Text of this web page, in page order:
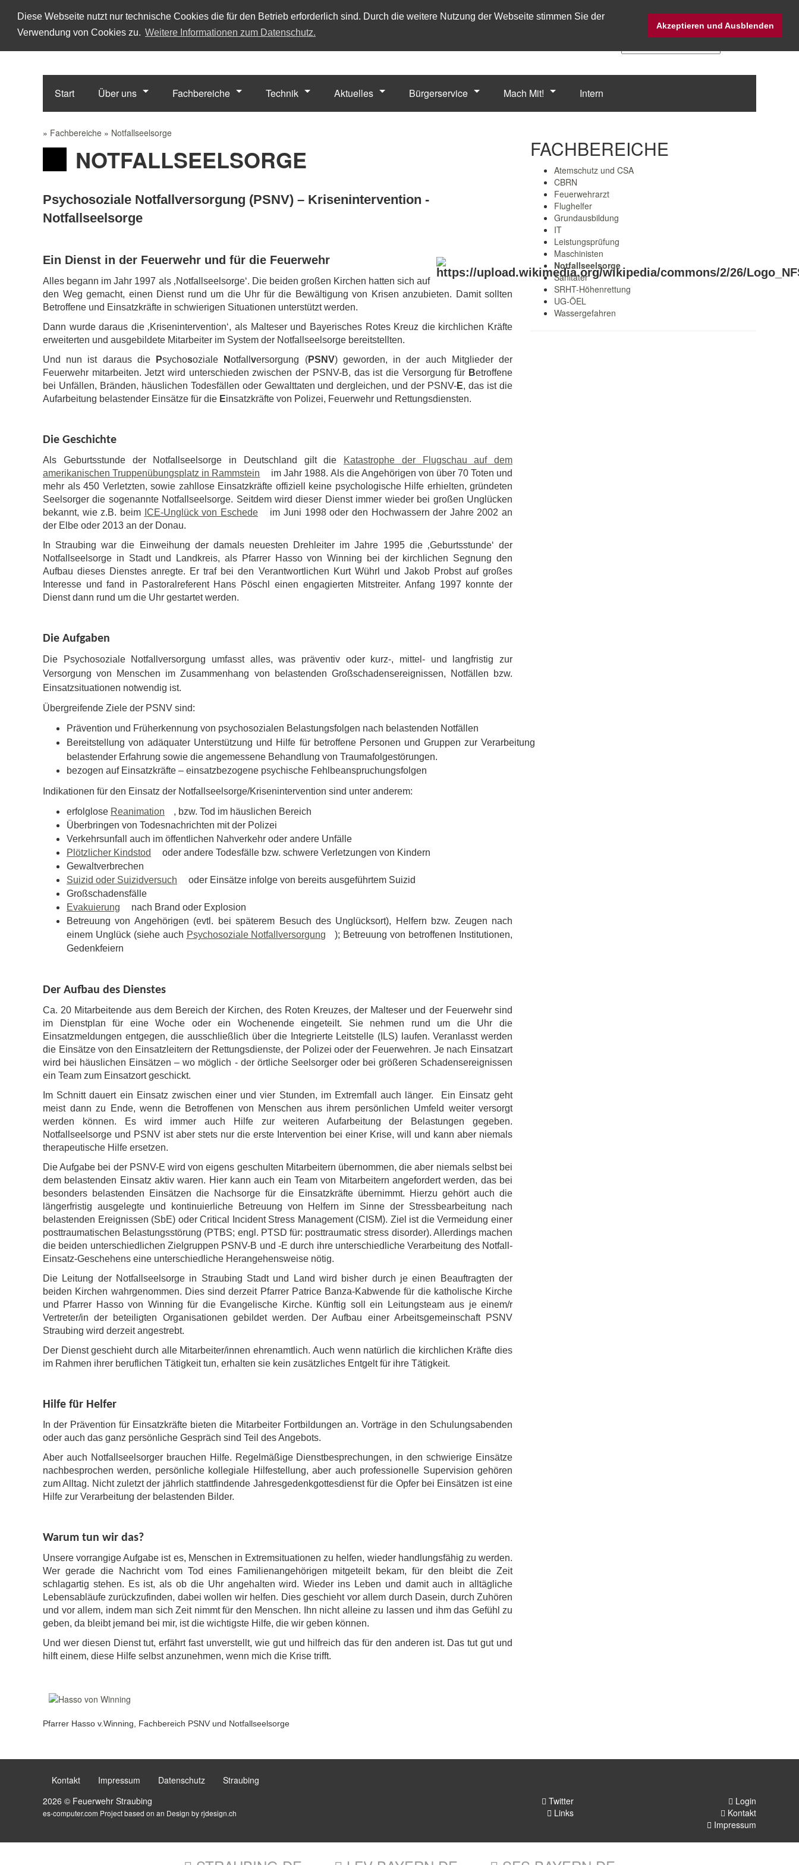
Diese Webseite nutzt nur technische Cookies die für den Betrieb erforderlich sind. Durch die weitere Nutzung der Webseite stimmen Sie der
Verwendung von Cookies zu. Weitere Informationen zum Datenschutz.
Akzeptieren und Ausblenden
Twitter @Fw_Straubing
Start Über uns Fachbereiche Technik Aktuelles Bürgerservice Mach Mit! Intern
» Fachbereiche » Notfallseelsorge
NOTFALLSEELSORGE
Psychosoziale Notfallversorgung (PSNV) – Krisenintervention -
Notfallseelsorge
Ein Dienst in der Feuerwehr und für die Feuerwehr
Alles begann im Jahr 1997 als ‚Notfallseelsorge‘. Die beiden großen Kirchen hatten sich auf
den Weg gemacht, einen Dienst rund um die Uhr für die Bewältigung von Krisen anzubieten. Damit sollten
Betroffene und Einsatzkräfte in schwierigen Situationen unterstützt werden.
Dann wurde daraus die ‚Krisenintervention‘, als Malteser und Bayerisches Rotes Kreuz die kirchlichen Kräfte
erweiterten und ausgebildete Mitarbeiter im System der Notfallseelsorge bereitstellten.
Und nun ist daraus die
Psychosoziale Notfallversorgung (PSNV) geworden, in der auch Mitglieder der
Feuerwehr mitarbeiten. Jetzt wird unterschieden zwischen der PSNV-B, das ist die Versorgung für Betroffene
bei Unfällen, Bränden, häuslichen Todesfällen oder Gewalttaten und dergleichen, und der PSNV-E, das ist die
Aufarbeitung belastender Einsätze für die Einsatzkräfte von Polizei, Feuerwehr und Rettungsdiensten.
Die Geschichte
Als Geburtsstunde der Notfallseelsorge in Deutschland gilt die
Katastrophe der Flugschau auf dem
amerikanischen Truppenübungsplatz in Rammstein
im Jahr 1988. Als die Angehörigen von über 70 Toten und
mehr als 450 Verletzten, sowie zahllose Einsatzkräfte offiziell keine psychologische Hilfe erhielten, gründeten
Seelsorger die sogenannte Notfallseelsorge. Seitdem wird dieser Dienst immer wieder bei großen Unglücken
bekannt, wie z.B. beim CE-Unglück von Eschede
im Juni 1998 oder den Hochwassern der Jahre 2002 an
der Elbe oder 2013 an der Donau.
In Straubing war die Einweihung der damals neuesten Drehleiter im Jahre 1995 die ‚Geburtsstunde‘ der
Notfallseelsorge in Stadt und Landkreis, als Pfarrer Hasso von Winning bei der kirchlichen Segnung den
Aufbau dieses Dienstes anregte. Er traf bei den Verantwortlichen Kurt Wührl und Jakob Probst auf großes
Interesse und fand in Pastoralreferent Hans Pöschl einen engagierten Mitstreiter. Anfang 1997 konnte der
Dienst dann rund um die Uhr gestartet werden.
Die Aufgaben
Die Psychosoziale Notfallversorgung umfasst alles, was präventiv oder kurz-, mittel- und langfristig zur
Versorgung von Menschen im Zusammenhang von belastenden Großschadensereignissen, Notfällen bzw.
Einsatzsituationen notwendig ist.
Übergreifende Ziele der PSNV sind:
Prävention und Früherkennung von psychosozialen Belastungsfolgen nach belastenden Notfällen
Bereitstellung von adäquater Unterstützung und Hilfe für betroffene Personen und Gruppen zur Verarbeitung
belastender Erfahrung sowie die angemessene Behandlung von Traumafolgestörungen.
bezogen auf Einsatzkräfte – einsatzbezogene psychische Fehlbeanspruchungsfolgen
Indikationen für den Einsatz der Notfallseelsorge/Krisenintervention sind unter anderem:
erfolglose Reanimation
, bzw. Tod im häuslichen Bereich
Überbringen von Todesnachrichten mit der Polizei
Verkehrsunfall auch im öffentlichen Nahverkehr oder andere Unfälle
Plötzlicher Kindstod
oder andere Todesfälle bzw. schwere Verletzungen von Kindern
Gewaltverbrechen
Suizid oder Suizidversuch
oder Einsätze infolge von bereits ausgeführtem Suizid
Großschadensfälle
Evakuierung
nach Brand oder Explosion
Betreuung von Angehörigen (evtl. bei späterem Besuch des Unglücksort), Helfern bzw. Zeugen nach
einem Unglück (siehe auch Psychosoziale Notfallversorgung
); Betreuung von betroffenen Institutionen,
Gedenkfeiern
Der Aufbau des Dienstes
Ca. 20 Mitarbeitende aus dem Bereich der Kirchen, des Roten Kreuzes, der Malteser und der Feuerwehr sind
im Dienstplan für eine Woche oder ein Wochenende eingeteilt. Sie nehmen rund um die Uhr die
Einsatzmeldungen entgegen, die ausschließlich über die Integrierte Leitstelle (ILS) laufen. Veranlasst werden
die Einsätze von den Einsatzleitern der Rettungsdienste, der Polizei oder der Feuerwehren. Je nach Einsatzart
wird bei häuslichen Einsätzen – wo möglich - der örtliche Seelsorger oder bei größeren Schadensereignissen
ein Team zum Einsatzort geschickt.
Im Schnitt dauert ein Einsatz zwischen einer und vier Stunden, im Extremfall auch länger. Ein Einsatz geht
meist dann zu Ende, wenn die Betroffenen von Menschen aus ihrem persönlichen Umfeld weiter versorgt
werden können. Es wird immer auch Hilfe zur weiteren Aufarbeitung der Belastungen gegeben.
Notfallseelsorge und PSNV ist aber stets nur die erste Intervention bei einer Krise, will und kann aber niemals
therapeutische Hilfe ersetzen.
Die Aufgabe bei der PSNV-E wird von eigens geschulten Mitarbeitern übernommen, die aber niemals selbst bei
dem belastenden Einsatz aktiv waren. Hier kann auch ein Team von Mitarbeitern angefordert werden, das bei
besonders belastenden Einsätzen die Nachsorge für die Einsatzkräfte übernimmt. Hierzu gehört auch die
längerfristig ausgelegte und kontinuierliche Betreuung von Helfern im Sinne der Stressbearbeitung nach
belastenden Ereignissen (SbE) oder Critical Incident Stress Management (CISM). Ziel ist die Vermeidung einer
posttraumatischen Belastungsstörung (PTBS; engl. PTSD für: posttraumatic stress disorder). Allerdings machen
die beiden unterschiedlichen Zielgruppen PSNV-B und -E durch ihre unterschiedliche Verarbeitung des Notfall-
Einsatz-Geschehens eine unterschiedliche Herangehensweise nötig.
Die Leitung der Notfallseelsorge in Straubing Stadt und Land wird bisher durch je einen Beauftragten der
beiden Kirchen wahrgenommen. Dies sind derzeit Pfarrer Patrice Banza-Kabwende für die katholische Kirche
und Pfarrer Hasso von Winning für die Evangelische Kirche. Künftig soll ein Leitungsteam aus je einem/r
Vertreter/in der beteiligten Organisationen gebildet werden. Der Aufbau einer Arbeitsgemeinschaft PSNV
Straubing wird derzeit angestrebt.
Der Dienst geschieht durch alle Mitarbeiter/innen ehrenamtlich. Auch wenn natürlich die kirchlichen Kräfte dies
im Rahmen ihrer beruflichen Tätigkeit tun, erhalten sie kein zusätzliches Entgelt für ihre Tätigkeit.
Hilfe für Helfer
In der Prävention für Einsatzkräfte bieten die Mitarbeiter Fortbildungen an. Vorträge in den Schulungsabenden
oder auch das ganz persönliche Gespräch sind Teil des Angebots.
Aber auch Notfallseelsorger brauchen Hilfe. Regelmäßige Dienstbesprechungen, in den schwierige Einsätze
nachbesprochen werden, persönliche kollegiale Hilfestellung, aber auch professionelle Supervision gehören
zum Alltag. Nicht zuletzt der jährlich stattfindende Jahresgedenkgottesdienst für die Opfer bei Einsätzen ist eine
Hilfe zur Verarbeitung der belastenden Bilder.
Warum tun wir das?
Unsere vorrangige Aufgabe ist es, Menschen in Extremsituationen zu helfen, wieder handlungsfähig zu werden.
Wer gerade die Nachricht vom Tod eines Familienangehörigen mitgeteilt bekam, für den bleibt die Zeit
schlagartig stehen. Es ist, als ob die Uhr angehalten wird. Wieder ins Leben und damit auch in alltägliche
Lebensabläufe zurückzufinden, dabei wollen wir helfen. Dies geschieht vor allem durch Dasein, durch Zuhören
und vor allem, indem man sich Zeit nimmt für den Menschen. Ihn nicht alleine zu lassen und ihm das Gefühl zu
geben, da bleibt jemand bei mir, ist die wichtigste Hilfe, die wir geben können.
Und wer diesen Dienst tut, erfährt fast unverstellt, wie gut und hilfreich das für den anderen ist. Das tut gut und
hilft einem, diese Hilfe selbst anzunehmen, wenn mich die Krise trifft.
Pfarrer Hasso v.Winning, Fachbereich PSNV und Notfallseelsorge
FACHBEREICHE
Atemschutz und CSA
CBRN
Feuerwehrarzt
Flughelfer
Grundausbildung
IT
Leistungsprüfung
Maschinisten
Notfallseelsorge
Sanitäter
SRHT-Höhenrettung
UG-ÖEL
Wassergefahren
Kontakt Impressum Datenschutz
Straubing
2026 © Feuerwehr Straubing
es-computer.com Project based on an Design byrjdesign.ch
Twitter
Links
Login
Kontakt
Impressum